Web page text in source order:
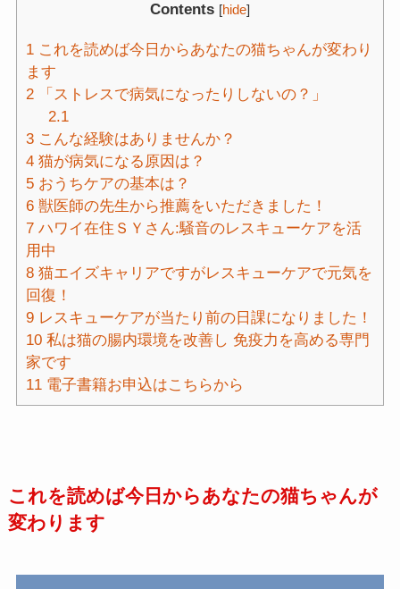
Contents [hide]
1これを読めば今日からあなたの猫ちゃんが変わり
ます
2「ストレスで病気になったりしないの？」
2.1
3こんな経験はありませんか？
4猫が病気になる原因は？
5おうちケアの基本は？
6獣医師の先生から推薦をいただきました！
7ハワイ在住ＳＹさん:騒音のレスキューケアを活
用中
8猫エイズキャリアですがレスキューケアで元気を
回復！
9レスキューケアが当たり前の日課になりました！
10私は猫の腸内環境を改善し 免疫力を高める専門
家です
11電子書籍お申込はこちらから
これを読めば今日からあなたの猫ちゃんが
変わります